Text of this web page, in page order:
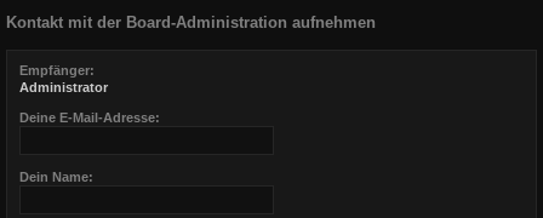
Kontakt mit der Board-Administration aufnehmen
Empfänger:
Administrator
Deine E-Mail-Adresse:
Dein Name: